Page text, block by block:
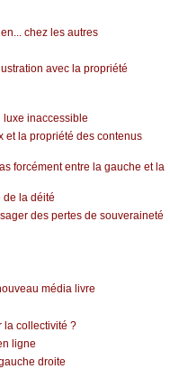
chez les autres
avec la propriété
luxe inaccessible
et la propriété des contenus
forcément entre la gauche et la
de la déité
des pertes de souveraineté
média livre
la collectivité ?
ligne
droite